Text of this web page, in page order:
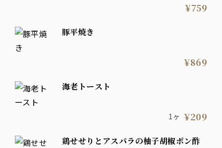
¥759
豚平焼き
¥869
海老トースト
1ヶ ¥209
鶏せせりとアスパラの柚子胡椒ポン酢